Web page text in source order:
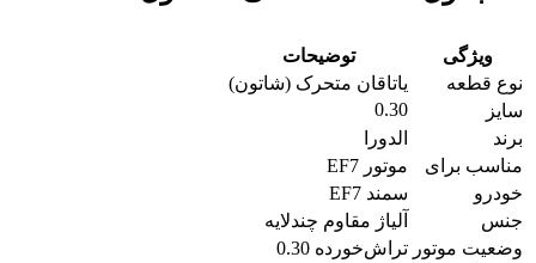
ویژگی
توضیحات
نوع قطعه
یاتاقان متحرک (شاتون)
سایز
0.30
برند
الدورا
مناسب برای
موتور EF7
خودرو
سمند EF7
جنس
آلیاژ مقاوم چندلایه
وضعیت موتور تراش‌خورده 0.30